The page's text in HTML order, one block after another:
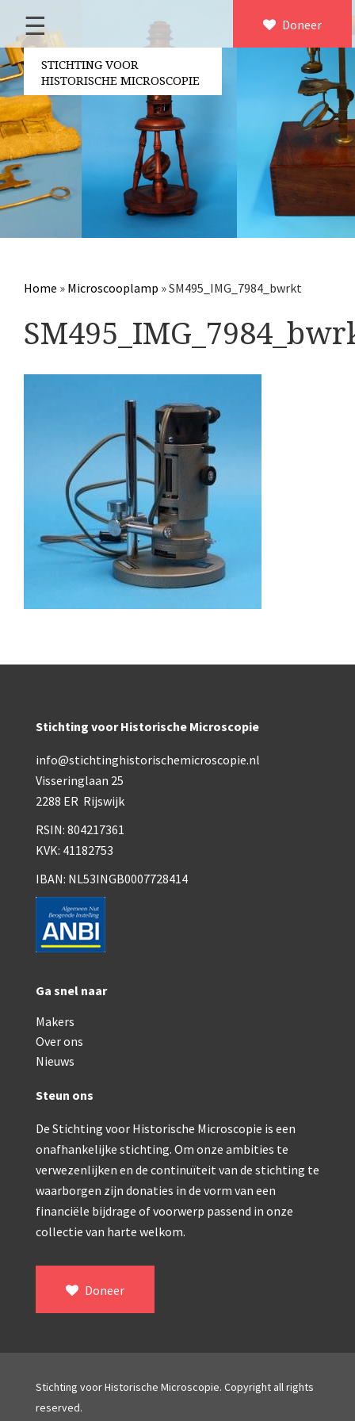
×
Home
Over ons
Contact
Bestuur
Vrijwilligers
Partners
Jaarverslagen
Microscopen
Elektrische meetapparatuur
Boeken
Divers
Makers
Images
Culpeper (ca. 1735)
Cuff (ca. 1745)
volgens Culpeper (1750-
Dollond, ‘Jones’ most improved type’ (1800-1830)
Smith, Beck & Beck, ‘Lister limb’ (1857)
Beck & Beck, ‘popular microscope’ (ca.
Dollond, ‘bar-limb’ (1860-1880)
Ongesigneerd, Engels (1860-1880)
Robbins (1860-1890)
Nachet, ‘plus simple’ (1862-1880)
Beck & Beck, ‘popular microscope’ (1867)
Bianchi, trommelmicroscoop (1869-1873)
Baker, prepareermicroscoop (1870-1890)
Double pillar, Frans (1870-1900)
Zeiss, statief IX (ca. 1890)
Seibert, ‘Stativ 3’ (1895-1900)
Watson & Sons, No. 1 ‘Van Heurck’ (ca. 1900)
Reichert (ca. 1925)
Winkel, statief BTC (1955-1957)
Troughton & Simms, McArthur type (1959-
Meopta, ‘veld’microscoop (1965-1980)
Zeiss, type Ergaval (ca. 1970)
Doneer
☰
STICHTING VOOR
HISTORISCHE MICROSCOPIE
Home » Microscooplamp »SM495_IMG_7984_bwrkt
Stichting voor Historische Microscopie
info@stichtinghistorischemicroscopie.nl
Visseringlaan 25
2288 ER Rijswijk
RSIN: 804217361
KVK: 41182753
IBAN: NL53INGB0007728414
Ga snel naar
Makers
Over ons
Nieuws
Steun ons
De Stichting voor Historische Microscopie is een
onafhankelijke stichting. Om onze ambities te
verwezenlijken en de continuïteit van de stichting te
waarborgen zijn donaties in de vorm van een
financiële bijdrage of voorwerp passend in onze
collectie van harte welkom.
Doneer
Stichting voor Historische Microscopie. Copyright all rights
reserved.